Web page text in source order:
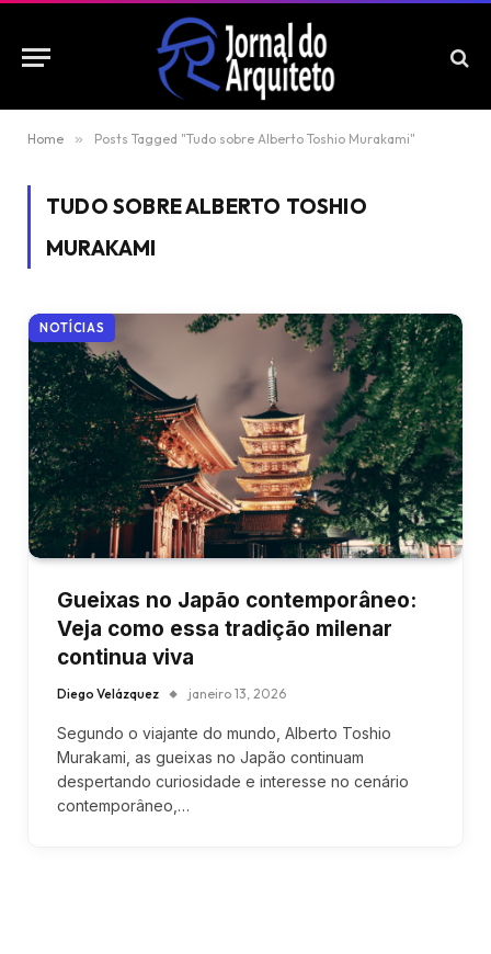
Home » Posts Tagged "Tudo sobre Alberto Toshio Murakami"
TUDO SOBRE ALBERTO TOSHIO
MURAKAMI
NOTÍCIAS
Gueixas no Japão contemporâneo:
Veja como essa tradição milenar
continua viva
Diego Velázquez janeiro 13, 2026
Segundo o viajante do mundo, Alberto Toshio
Murakami, as gueixas no Japão continuam
despertando curiosidade e interesse no cenário
contemporâneo,…